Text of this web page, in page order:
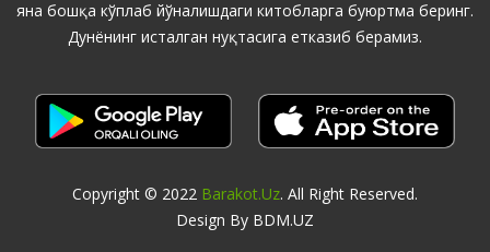
яна бошқа кўплаб йўналишдаги китобларга буюртма беринг.
Дунёнинг исталган нуқтасига етказиб берамиз.
Copyright © 2022 Barakot.uz. All Right Reserved.
Design By BDM.UZ